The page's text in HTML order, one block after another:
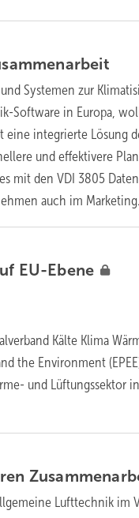
Systemen zur
Software in Europa,
integrierte Lösung
und effektivere
mit den VDI 3805
auch im Marketing.
EU-Ebene
Kälte Klima
the Environment
und Lüftungssektor
Lufttechnik im